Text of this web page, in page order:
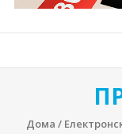
Дома /